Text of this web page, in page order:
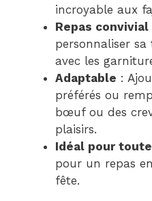
incroyable aux
Repas convivial
personnaliser
avec les
Adaptable :
préférés ou
bœuf ou des
plaisirs.
Idéal pour
pour un repas
fête.